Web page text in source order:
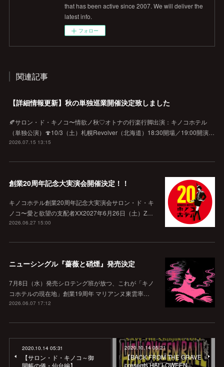
that has been active since 2007. We will deliver the
latest info.
フォロー
関連記事
【詳細情報更新】秋の単独巡業開催決定致しました
🍂サロン・ド・キノコ〜情欲ノ秋♡オトナの行楽行脚出演：キノコホテル
（単独公演）🍄10/3（土）札幌Revolver（北海道）18:30開場／19:00開演…
2026.07.15 13:15
創業20周年記念大実演会開催決定！！
キノコホテル創業20周年記念大実演会サロン・ド・キ
ノコ〜愛と欲望の支配者XX2027年6月26日（土）Z…
2026.06.27 15:00
ニューシングル『薔薇と硝煙』発売決定
7月8日（水）発売シロテング班が放つ、これが「キノ
コホテルの現在地」創業19周年 マリアンヌ東雲率…
2026.06.07 17:12
2020.10.14 05:31
【サロン・ド・キノコ～御
開帳の儀・仙台編】
2020.10.14 05:21
【BACK FROM THE GRAVE
presents HALLOWEEN